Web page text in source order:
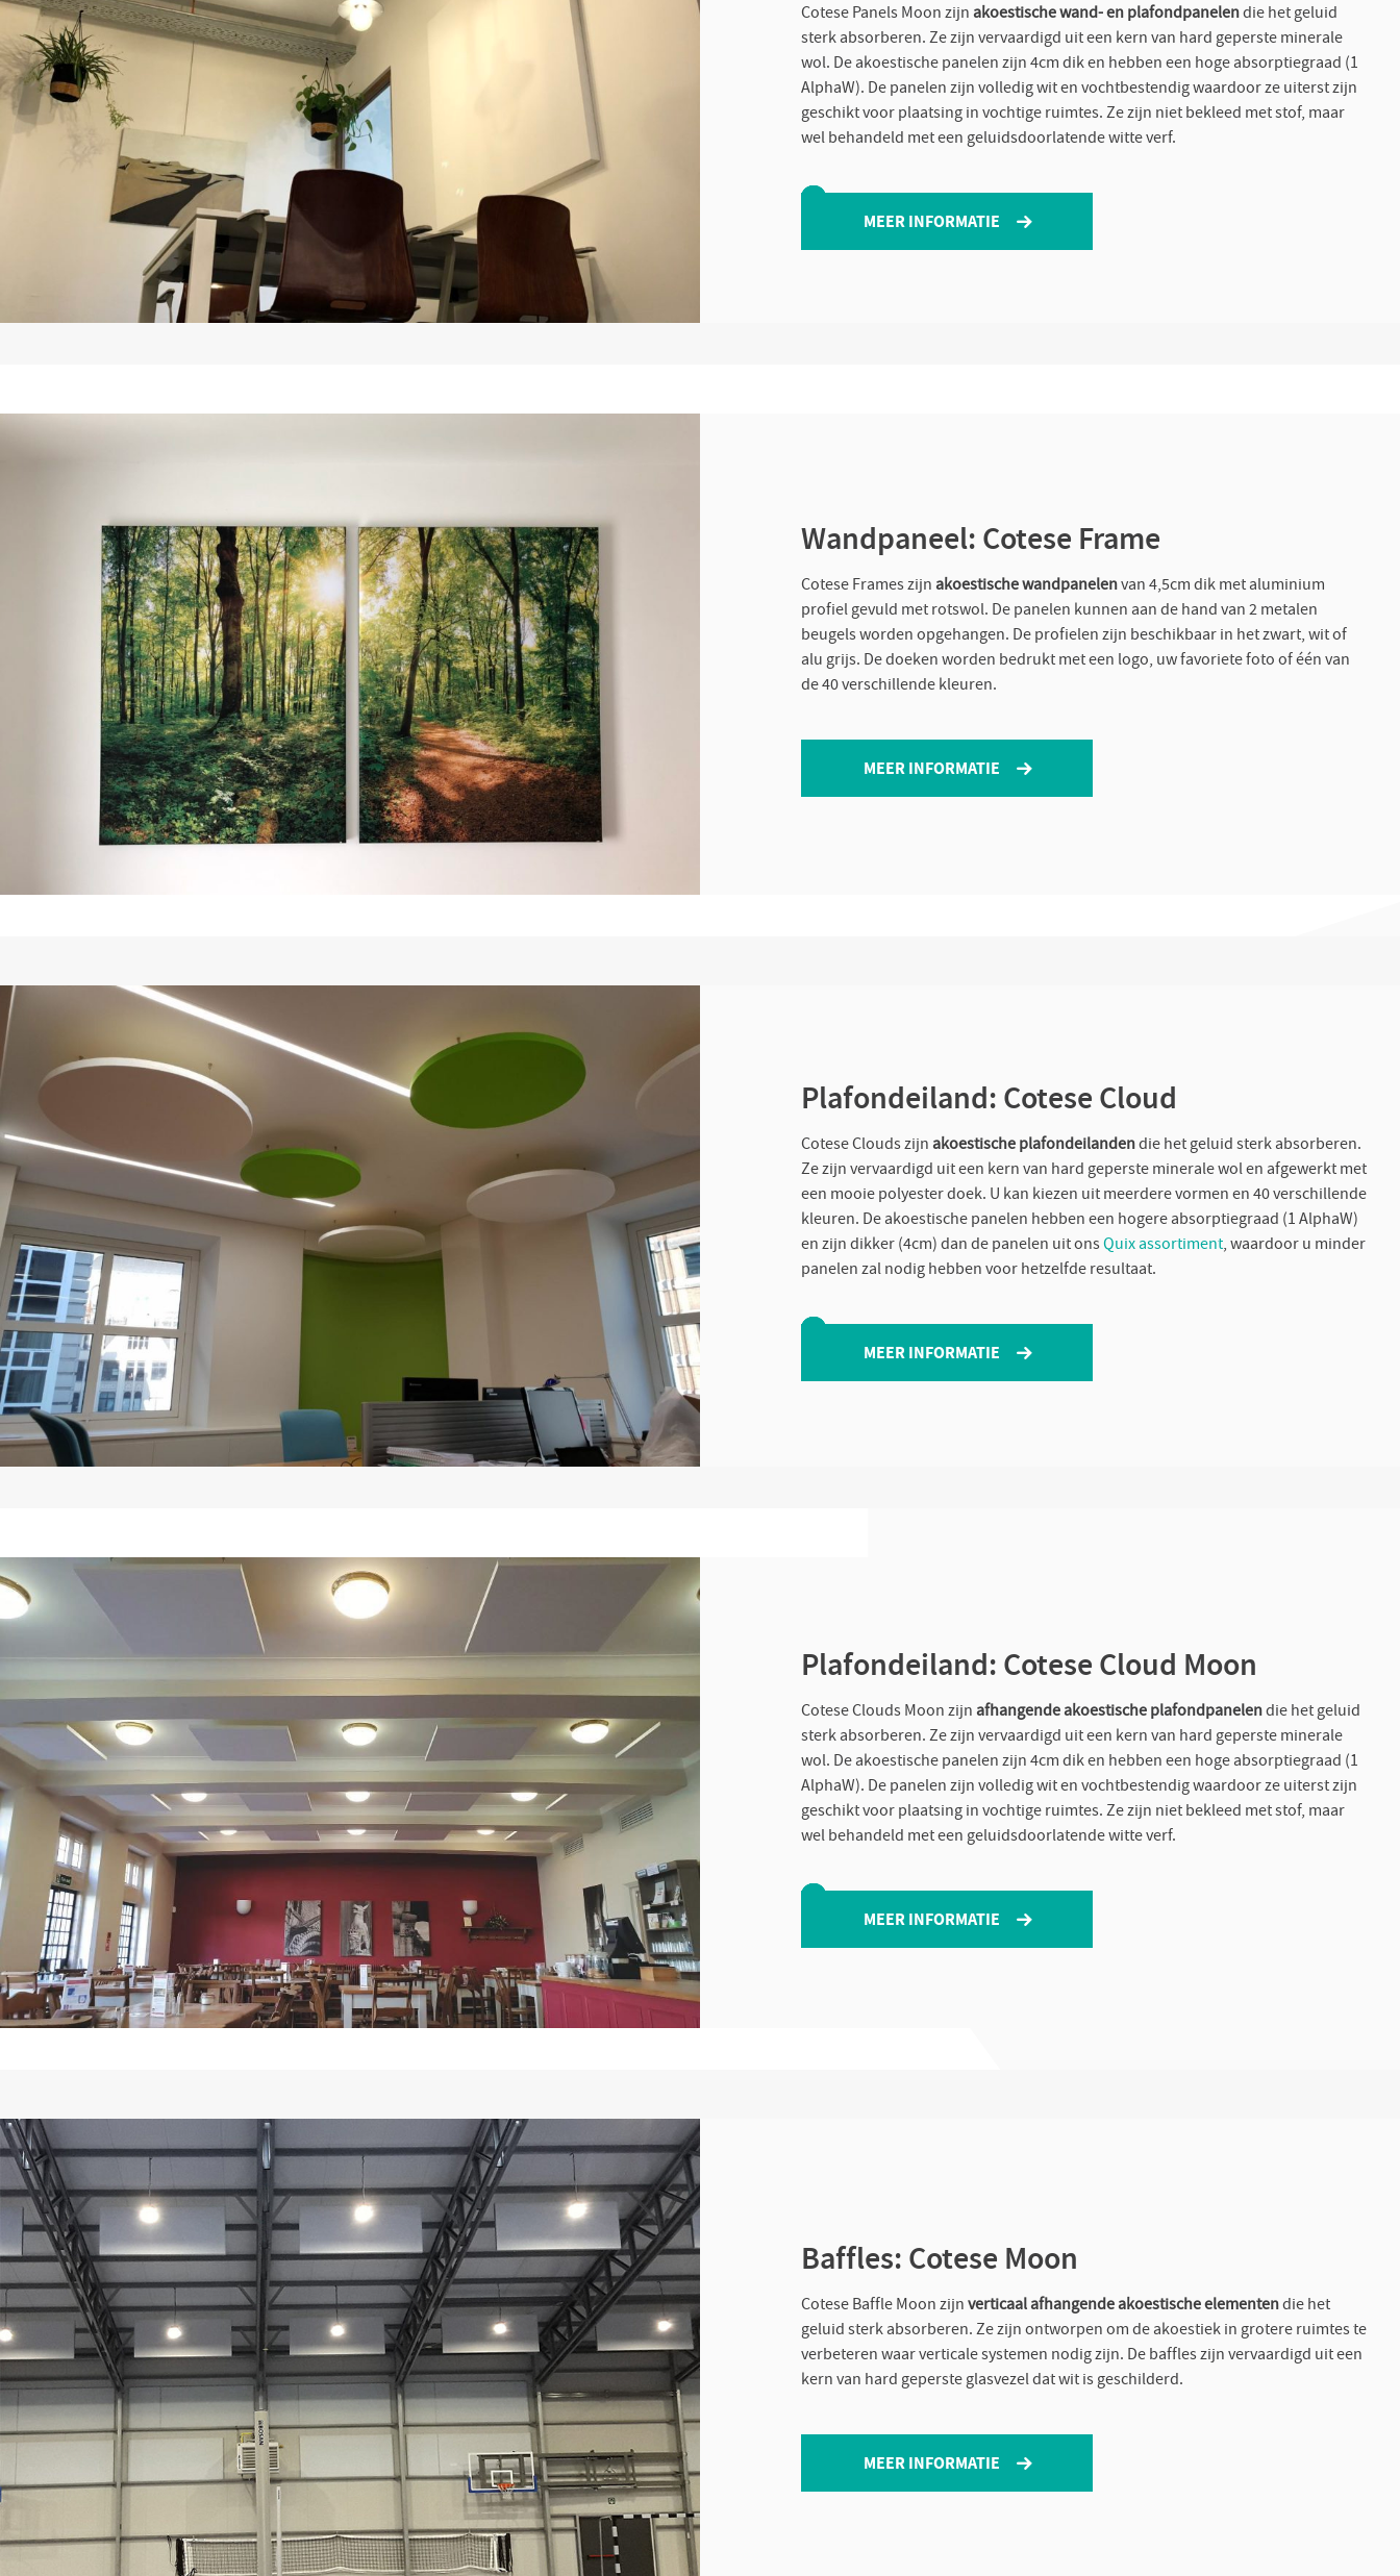
Cotese Panels Moon zijnakoestische wand- en plafondpanelendie het geluid
sterk absorberen. Ze zijn vervaardigd uit een kern van hard geperste minerale
wol. De akoestische panelen zijn 4cm dik en hebben een hoge absorptiegraad (1
AlphaW). De panelen zijn volledig wit en vochtbestendig waardoor ze uiterst zijn
geschikt voor plaatsing in vochtige ruimtes. Ze zijn niet bekleed met stof, maar
wel behandeld met een geluidsdoorlatende witte verf.
MEER INFORMATIE
Wandpaneel: Cotese Frame
Cotese Frames zijnakoestische wandpanelenvan 4,5cm dik met aluminium
profiel gevuld met rotswol. De panelen kunnen aan de hand van 2 metalen
beugels worden opgehangen. De profielen zijn beschikbaar in het zwart, wit of
alu grijs. De doeken worden bedrukt met een logo, uw favoriete foto of één van
de 40 verschillende kleuren.
MEER INFORMATIE
Plafondeiland: Cotese Cloud
Cotese Clouds zijnakoestische plafondeilandendie het geluid sterk absorberen.
Ze zijn vervaardigd uit een kern van hard geperste minerale wol en afgewerkt met
een mooie polyester doek. U kan kiezen uit meerdere vormen en 40 verschillende
kleuren. De akoestische panelen hebben een hogere absorptiegraad (1 AlphaW)
en zijn dikker (4cm) dan de panelen uit onsQuix assortiment, waardoor u minder
panelen zal nodig hebben voor hetzelfde resultaat.
MEER INFORMATIE
Plafondeiland: Cotese Cloud Moon
Cotese Clouds Moon zijnafhangende akoestische plafondpanelendie het geluid
sterk absorberen. Ze zijn vervaardigd uit een kern van hard geperste minerale
wol. De akoestische panelen zijn 4cm dik en hebben een hoge absorptiegraad (1
AlphaW). De panelen zijn volledig wit en vochtbestendig waardoor ze uiterst zijn
geschikt voor plaatsing in vochtige ruimtes. Ze zijn niet bekleed met stof, maar
wel behandeld met een geluidsdoorlatende witte verf.
MEER INFORMATIE
Baffles: Cotese Moon
Cotese Baffle Moon zijnverticaal afhangende akoestische elementendie het
geluid sterk absorberen. Ze zijn ontworpen om de akoestiek in grotere ruimtes te
verbeteren waar verticale systemen nodig zijn. De baffles zijn vervaardigd uit een
kern van hard geperste glasvezel dat wit is geschilderd.
MEER INFORMATIE